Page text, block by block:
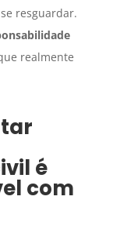
resguardar.
realmente
é
com